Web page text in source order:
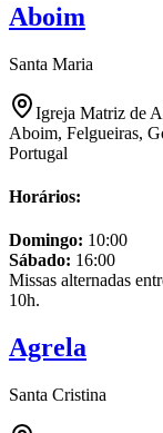
Aboim
Santa Maria
Igreja Matriz de
Aboim, Felgueiras,
Portugal
Horários:
Domingo: 10:00
Sábado: 16:00
Missas alternadas
10h.
Agrela
Santa Cristina